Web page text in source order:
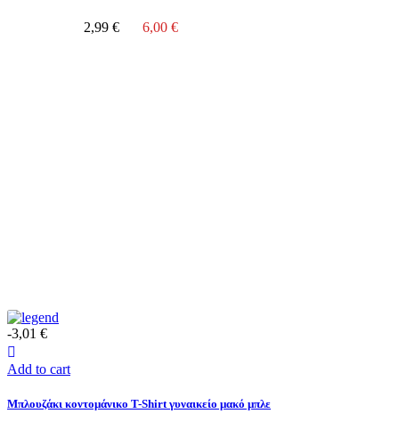
2,99 € 6,00 €
-3,01 €
Add to cart
Μπλουζάκι κοντομάνικο T-Shirt γυναικείο μακό μπλε